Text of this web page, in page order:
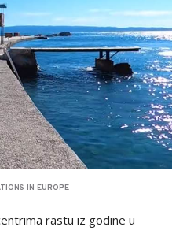
IN EUROPE
rastu iz godine u